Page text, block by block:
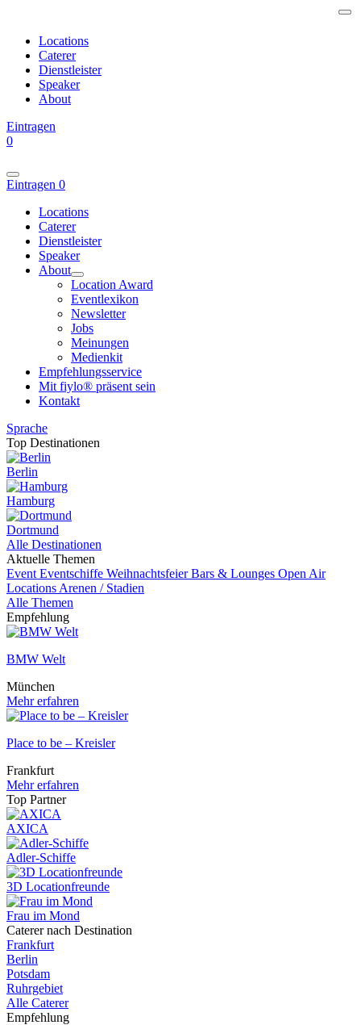
Locations
Caterer
Dienstleister
Speaker
About
Eintragen
0
Eintragen 0
Locations
Caterer
Dienstleister
Speaker
About
Location Award
Eventlexikon
Newsletter
Jobs
Meinungen
Medienkit
Empfehlungsservice
Mit fiylo® präsent sein
Kontakt
Sprache
Top Destinationen
Berlin
Hamburg
Dortmund
Alle Destinationen
Aktuelle Themen
Event Eventschiffe WeihnachtsfeierBars & Lounges Open Air
Locations Arenen / Stadien
Alle Themen
Empfehlung
BMW Welt
München
Mehr erfahren
Place to be – Kreisler
Frankfurt
Mehr erfahren
Top Partner
AXICA
Adler-Schiffe
3D Locationfreunde
Frau im Mond
Caterer nach Destination
Frankfurt
Berlin
Potsdam
Ruhrgebiet
Alle Caterer
Empfehlung